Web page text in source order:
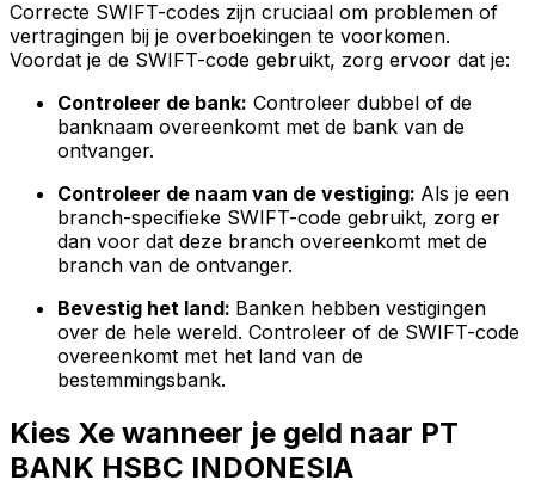
Correcte SWIFT-codes zijn cruciaal om problemen of
vertragingen bij je overboekingen te voorkomen.
Voordat je de SWIFT-code gebruikt, zorg ervoor dat je:
Controleer de bank: Controleer dubbel of de
banknaam overeenkomt met de bank van de
ontvanger.
Controleer de naam van de vestiging: Als je een
branch-specifieke SWIFT-code gebruikt, zorg er
dan voor dat deze branch overeenkomt met de
branch van de ontvanger.
Bevestig het land: Banken hebben vestigingen
over de hele wereld. Controleer of de SWIFT-code
overeenkomt met het land van de
bestemmingsbank.
Kies Xe wanneer je geld naar PT
BANK HSBC INDONESIA